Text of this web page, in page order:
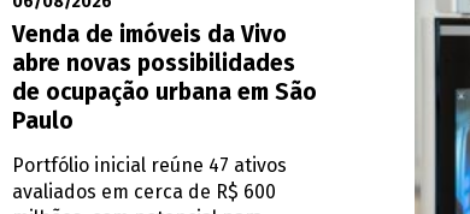
Venda de imóveis da Vivo
abre novas possibilidades
de ocupação urbana em São
Paulo
Portfólio inicial reúne 47 ativos
avaliados em cerca de R$ 600